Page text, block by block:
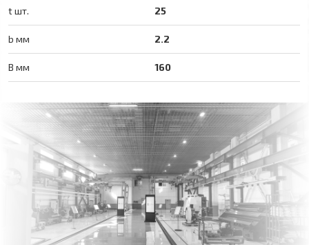
t шт. 25
b мм 2.2
B мм 160